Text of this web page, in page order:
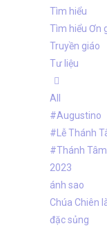
Tìm hiểu
Tìm hiểu Ơn
Truyền giáo
Tư liệu
All
#Augustino
#Lễ Thánh
#Thánh
2023
ánh sao
Chúa Chiên
đặc sủng